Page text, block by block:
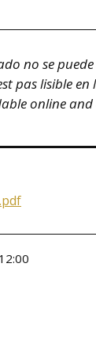
no se
pas lisible en
online